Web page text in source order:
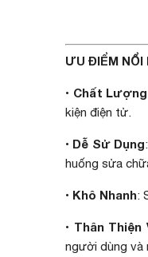
ƯU ĐIỂM NỔI
• Chất Lượng
kiện điện tử.
• Dễ Sử Dụng
huống sửa
• Khô Nhanh:
• Thân
người dùng và